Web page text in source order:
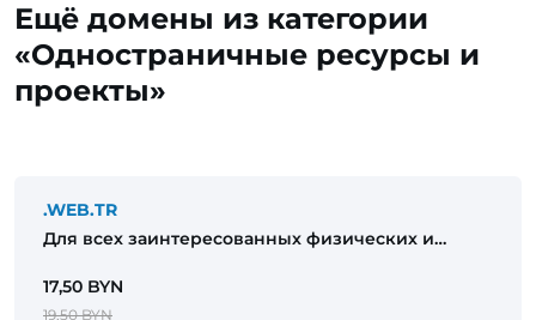
Ещё домены из категории
«Одностраничные ресурсы и
проекты»
.WEB.TR
Для всех заинтересованных физических и
17,50 BYN
19,50 BYN